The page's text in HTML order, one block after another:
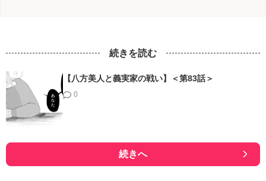
続きを読む
【八方美人と義実家の戦い】＜第83話＞
0
続きへ